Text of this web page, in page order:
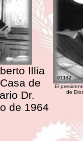
Illia
de
Dr.
de 1964
El
de